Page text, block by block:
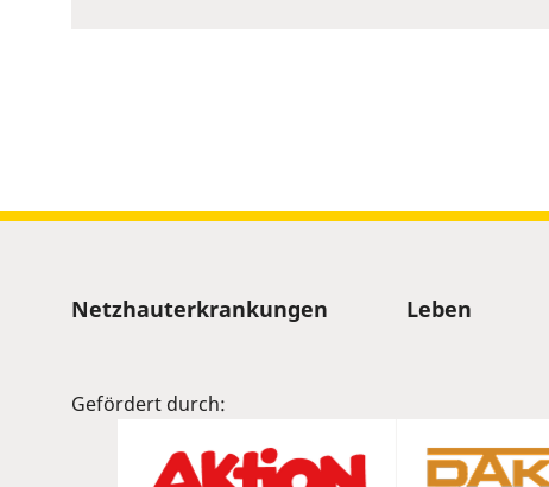
Sitemap
Netzhauterkrankungen Leben
Gefördert durch: